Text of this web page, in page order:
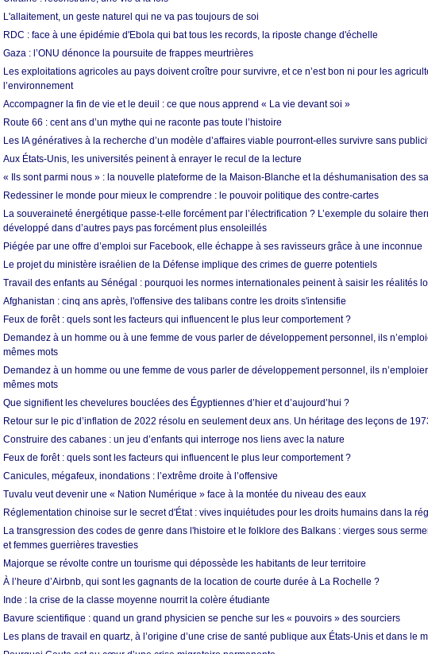
L'allaitement, un geste naturel qui ne va pas toujours de soi
RDC : face à une épidémie d'Ebola qui bat tous les records, la riposte change d'échelle
Gaza : l’ONU dénonce la poursuite de frappes meurtrières
Les exploitations agricoles au pays doivent croître pour survivre, et ce n’est bon ni pour les
l’environnement
Accompagner la fin de vie et le deuil : ce que nous apprend « La vie devant soi »
Route 66 : cent ans d’un mythe qui ne raconte pas toute l’histoire
Les IA génératives à la recherche d’un modèle d’affaires viable pourront-elles survivre sans
Aux États-Unis, les universités peinent à enrayer le recul de la lecture
« Ils sont parmi nous » : la nouvelle plateforme de la Maison-Blanche et la déshumanisation des
Redessiner le monde pour mieux le comprendre : le pouvoir politique des contre-cartes
La souveraineté énergétique passe-t-elle forcément par l’électrification ? L’exemple du solaire
développé dans d’autres pays pas forcément plus ensoleillés
Piégée par une offre d’emploi sur Facebook, elle échappe à ses ravisseurs grâce à une inconnue
Le projet du ministère israélien de la Défense implique des crimes de guerre potentiels
Travail des enfants au Sénégal : pourquoi les normes internationales peinent à saisir les réalités
Afghanistan : cinq ans après, l'offensive des talibans contre les droits s'intensifie
Feux de forêt : quels sont les facteurs qui influencent le plus leur comportement ?
Demandez à un homme ou à une femme de vous parler de développement personnel, ils
mêmes mots
Demandez à un homme ou une femme de vous parler de développement personnel, ils
mêmes mots
Que signifient les chevelures bouclées des Égyptiennes d’hier et d’aujourd’hui ?
Retour sur le pic d’inflation de 2022 résolu en seulement deux ans. Un héritage des leçons de
Construire des cabanes : un jeu d’enfants qui interroge nos liens avec la nature
Feux de forêt : quels sont les facteurs qui influencent le plus leur comportement ?
Canicules, mégafeux, inondations : l’extrême droite à l’offensive
Tuvalu veut devenir une « Nation Numérique » face à la montée du niveau des eaux
Réglementation chinoise sur le secret d'État : vives inquiétudes pour les droits humains dans la
La transgression des codes de genre dans l'histoire et le folklore des Balkans : vierges sous
et femmes guerrières travesties
Majorque se révolte contre un tourisme qui dépossède les habitants de leur territoire
À l’heure d’Airbnb, qui sont les gagnants de la location de courte durée à La Rochelle ?
Inde : la crise de la classe moyenne nourrit la colère étudiante
Bavure scientifique : quand un grand physicien se penche sur les « pouvoirs » des sourciers
Les plans de travail en quartz, à l’origine d’une crise de santé publique aux États-Unis et dans le